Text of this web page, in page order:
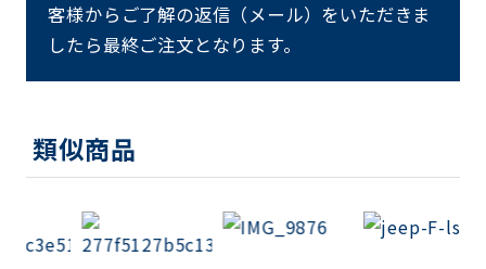
客様からご了解の返信（メール）をいただきま
したら最終ご注文となります。
類似商品